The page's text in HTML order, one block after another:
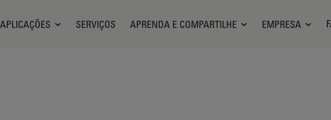
APLICAÇÕES SERVIÇOS APRENDA E COMPARTILHE EMPRESA